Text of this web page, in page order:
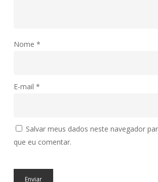
Nome *
E-mail *
Salvar meus dados neste navegador
que eu comentar.